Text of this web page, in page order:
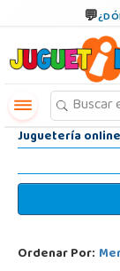
Juguetería online
Ordenar Por: